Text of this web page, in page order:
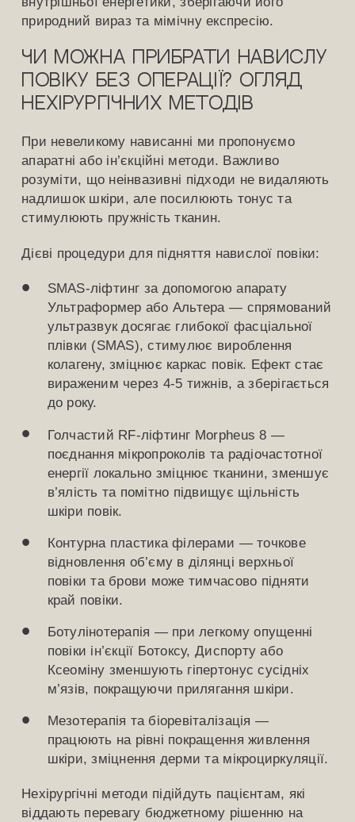
природний вираз та мімічну експресію.
Чи можна прибрати навислу
повіку без операції? Огляд
нехірургічних методів
При невеликому нависанні ми пропонуємо
апаратні або ін’єкційні методи. Важливо
розуміти, що неінвазивні підходи не видаляють
надлишок шкіри, але посилюють тонус та
стимулюють пружність тканин.
Дієві процедури для підняття навислої повіки:
SMAS-ліфтинг за допомогою апарату
Ультраформер або Альтера — спрямований
ультразвук досягає глибокої фасціальної
плівки (SMAS), стимулює вироблення
колагену, зміцнює каркас повік. Ефект стає
вираженим через 4-5 тижнів, а зберігається
до року.
Голчастий RF-ліфтинг Morpheus 8 —
поєднання мікропроколів та радіочастотної
енергії локально зміцнює тканини, зменшує
в’ялість та помітно підвищує щільність
шкіри повік.
Контурна пластика філерами — точкове
відновлення об’єму в ділянці верхньої
повіки та брови може тимчасово підняти
край повіки.
Ботулінотерапія — при легкому опущенні
повіки ін’єкції Ботоксу, Диспорту або
Ксеоміну зменшують гіпертонус сусідніх
м’язів, покращуючи прилягання шкіри.
Мезотерапія та біоревіталізація —
працюють на рівні покращення живлення
шкіри, зміцнення дерми та мікроциркуляції.
Нехірургічні методи підійдуть пацієнтам, які
віддають перевагу бюджетному рішенню на